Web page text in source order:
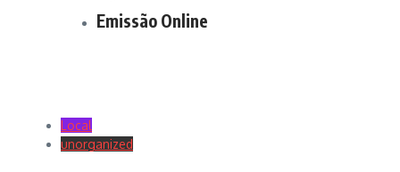
Emissão Online
Local
unorganized